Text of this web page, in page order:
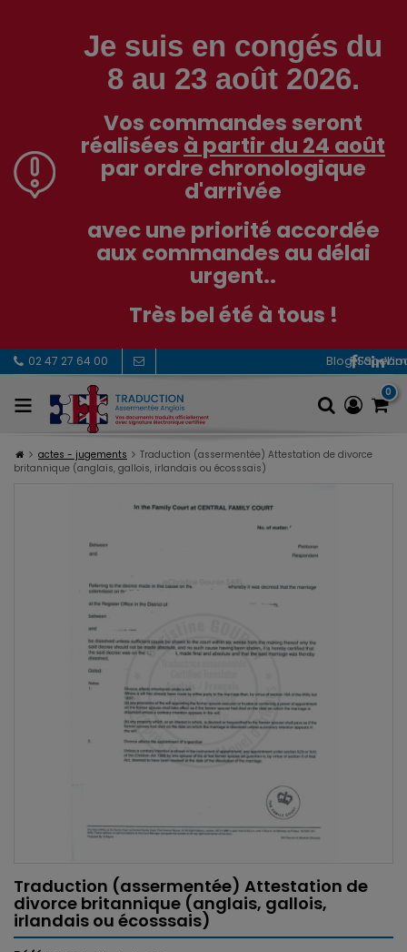
Je suis en congés du
8 au 23 août 2026.
Vos commandes seront
réalisées à partir du 24 août
par ordre chronologique
d'arrivée
avec une priorité accordée
aux commandes au délai
urgent..
Très bel été à tous !
02 47 27 64 00 RSS
0
actes - jugements
Traduction (assermentée) Attestation de divorce
britannique (anglais, gallois, irlandais ou écosssais)
Traduction (assermentée) Attestation de
divorce britannique (anglais, gallois,
irlandais ou écosssais)